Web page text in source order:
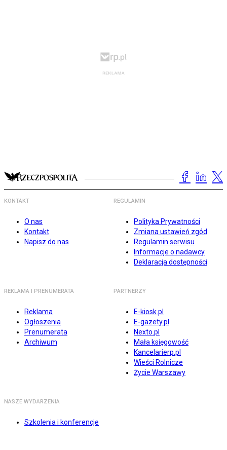
KONTAKT
O nas
Kontakt
Napisz do nas
REGULAMIN
Polityka Prywatności
Zmiana ustawień zgód
Regulamin serwisu
Informacje o nadawcy
Deklaracja dostępności
REKLAMA I PRENUMERATA
Reklama
Ogłoszenia
Prenumerata
Archiwum
PARTNERZY
E-kiosk.pl
E-gazety.pl
Nexto.pl
Mała księgowość
Kancelarierp.pl
Wieści Rolnicze
Życie Warszawy
NASZE WYDARZENIA
Szkolenia i konferencje